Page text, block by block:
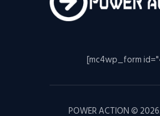
[mc4wp_form
POWER ACTION ©